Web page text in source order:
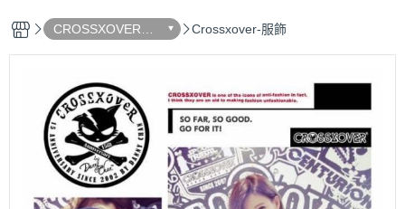
CROSSXOVER
（香港設計師原創
品牌）
Crossxover-服飾